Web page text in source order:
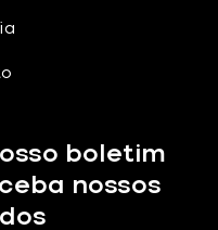
boletim
nossos